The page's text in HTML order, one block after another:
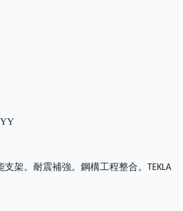
YY
架。耐震補強。鋼構工程整合。 TEKLA